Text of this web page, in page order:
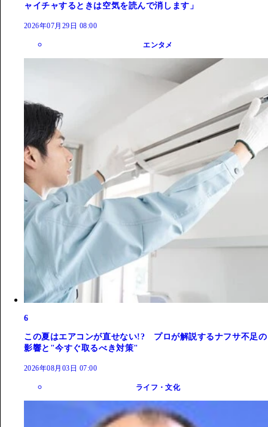
ャイチャするときは空気を読んで消します」
2026年07月29日 08:00
エンタメ
6
この夏はエアコンが直せない!? プロが解説するナフサ不足の
影響と"今すぐ取るべき対策"
2026年08月03日 07:00
ライフ・文化